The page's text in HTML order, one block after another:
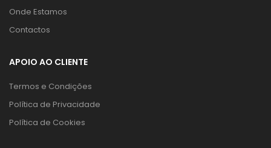
Onde Estamos
Contactos
APOIO AO CLIENTE
Termos e Condições
Política de Privacidade
Política de Cookies